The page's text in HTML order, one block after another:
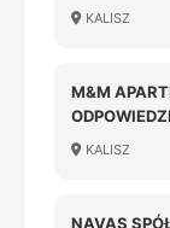
KALISZ
M&M
KALISZ
NAVAS